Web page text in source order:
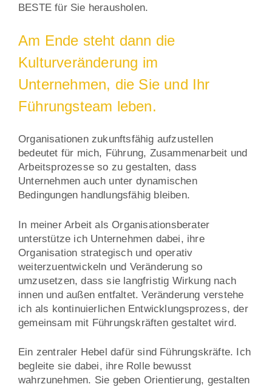
BESTE für Sie herausholen.
Am Ende steht dann die
Kulturveränderung im
Unternehmen, die Sie und Ihr
Führungsteam leben.
Organisationen zukunftsfähig aufzustellen
bedeutet für mich, Führung, Zusammenarbeit und
Arbeitsprozesse so zu gestalten, dass
Unternehmen auch unter dynamischen
Bedingungen handlungsfähig bleiben.
In meiner Arbeit als Organisationsberater
unterstütze ich Unternehmen dabei, ihre
Organisation strategisch und operativ
weiterzuentwickeln und Veränderung so
umzusetzen, dass sie langfristig Wirkung nach
innen und außen entfaltet. Veränderung verstehe
ich als kontinuierlichen Entwicklungsprozess, der
gemeinsam mit Führungskräften gestaltet wird.
Ein zentraler Hebel dafür sind Führungskräfte. Ich
begleite sie dabei, ihre Rolle bewusst
wahrzunehmen. Sie geben Orientierung, gestalten